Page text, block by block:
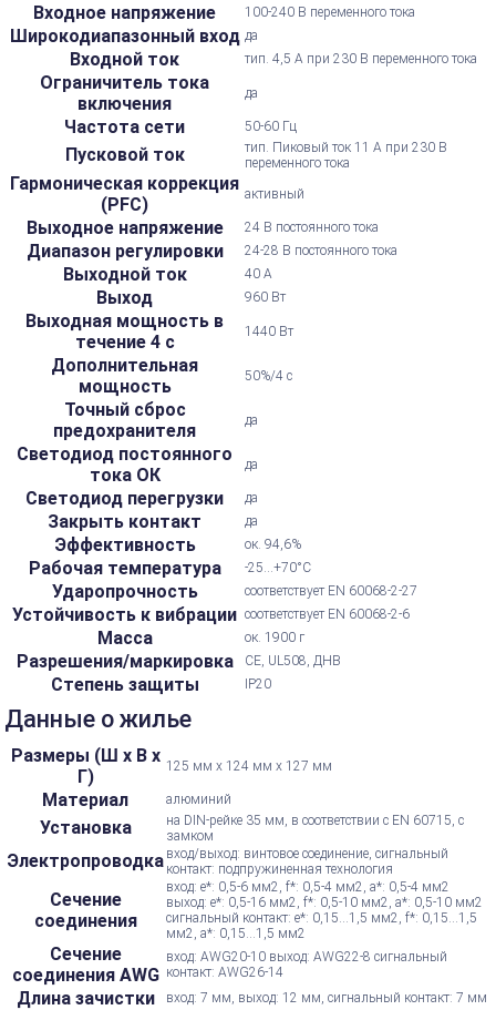
Входное напряжение 100-240 В переменного тока
Широкодиапазонный вход да
Входной ток тип. 4,5 А при 230 В переменного тока
Ограничитель тока
включения
да
Частота сети 50-60 Гц
Пусковой ток
тип. Пиковый ток 11 А при 230 В
переменного тока
Гармоническая коррекция
(PFC)
активный
Выходное напряжение 24 В постоянного тока
Диапазон регулировки 24-28 В постоянного тока
Выходной ток 40 А
Выход 960 Вт
Выходная мощность в
течение 4 с
1440 Вт
Дополнительная
мощность
50%/4 с
Точный сброс
предохранителя
да
Светодиод постоянного
тока ОК
да
Светодиод перегрузки да
Закрыть контакт да
Эффективность ок. 94,6%
Рабочая температура -25...+70°С
Ударопрочность соответствует EN 60068-2-27
Устойчивость к вибрации соответствует EN 60068-2-6
Масса ок. 1900 г
Разрешения/маркировка CE, UL508, ДНВ
Степень защиты IP20
Данные о жилье
Размеры (Ш х В х
Г)
125 мм х 124 мм х 127 мм
Материал алюминий
Установка
на DIN-рейке 35 мм, в соответствии с EN 60715, с
замком
Электропроводка вход/выход: винтовое соединение, сигнальный
контакт: подпружиненная технология
Сечение
соединения
вход: e*: 0,5-6 мм2, f*: 0,5-4 мм2, a*: 0,5-4 мм2
выход: e*: 0,5-16 мм2, f*: 0,5-10 мм2, a*: 0,5-10 мм2
сигнальный контакт: e*: 0,15...1,5 мм2, f*: 0,15...1,5
мм2, a*: 0,15...1,5 мм2
Сечение
соединения AWG
вход: AWG20-10 выход: AWG22-8 сигнальный
контакт: AWG26-14
Длина зачистки вход: 7 мм, выход: 12 мм, сигнальный контакт: 7 мм